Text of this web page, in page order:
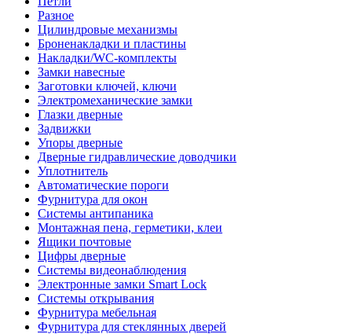
Разное
Цилиндровые механизмы
Броненакладки и пластины
Накладки/WC-комплекты
Замки навесные
Заготовки ключей, ключи
Электромеханические замки
Глазки дверные
Задвижки
Упоры дверные
Дверные гидравлические доводчики
Уплотнитель
Автоматические пороги
Фурнитура для окон
Системы антипаника
Монтажная пена, герметики, клеи
Ящики почтовые
Цифры дверные
Системы видеонаблюдения
Электронные замки Smart Lock
Системы открывания
Фурнитура мебельная
Фурнитура для стеклянных дверей